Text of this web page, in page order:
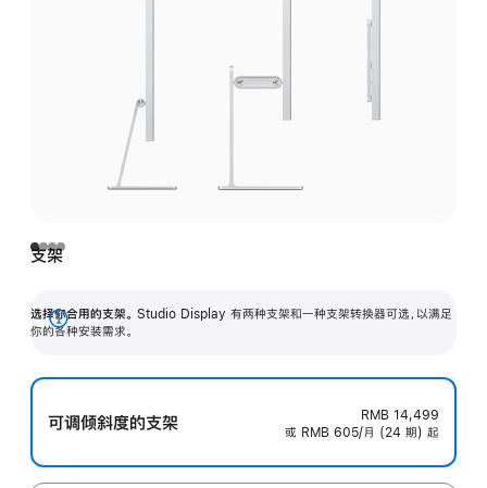
支架
选择你合用的支架。 Studio Display 有两种支架和一种支架转换器可选，以满足
你的各种安装需求。
展
可调倾斜度的支架
RMB 14,499
或 RMB 605/月 (24 期) 起